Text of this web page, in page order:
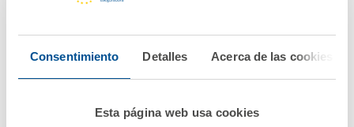
Consentimiento Detalles Acerca de las cookies
Esta página web usa cookies
convenio de
colaboración
llevan la ayuda
alimentaria a 247
socioeconómico